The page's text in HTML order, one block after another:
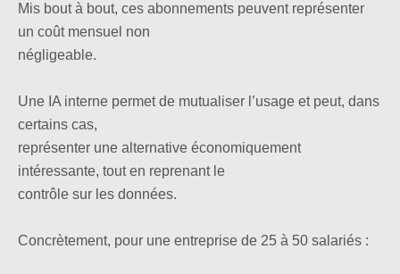
Mis bout à bout, ces abonnements peuvent représenter
un coût mensuel non
négligeable.
Une IA interne permet de mutualiser l’usage et peut, dans
certains cas,
représenter une alternative économiquement
intéressante, tout en reprenant le
contrôle sur les données.
Concrètement, pour une entreprise de 25 à 50 salariés :